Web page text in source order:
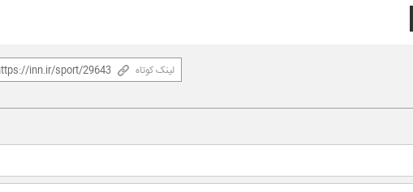
لینک کوتاه